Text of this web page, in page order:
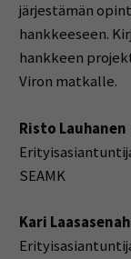
järjestämän
hankkeeseen.
hankkeen
Viron matkalle.
Risto Lauhanen
SEAMK
Kari